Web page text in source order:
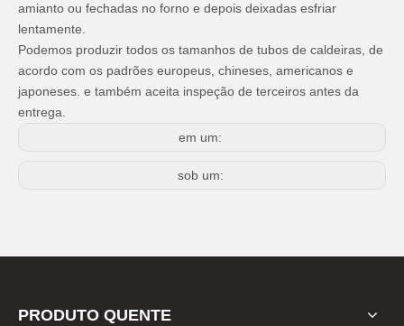
amianto ou fechadas no forno e depois deixadas esfriar
lentamente.
Podemos produzir todos os tamanhos de tubos de caldeiras, de
acordo com os padrões europeus, chineses, americanos e
japoneses. e também aceita inspeção de terceiros antes da
entrega.
em um:
sob um:
PRODUTO QUENTE